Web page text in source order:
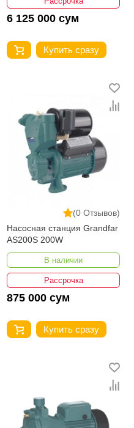
6 125 000 сум
Купить сразу
(0 Отзывов)
Насосная станция Grandfar
AS200S 200W
В наличии
Рассрочка
875 000 сум
Купить сразу